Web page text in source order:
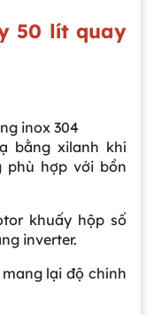
50 lít quay
inox 304
bằng xilanh khí
phù hợp với bồn
khuấy hộp số
inverter.
lại độ chính